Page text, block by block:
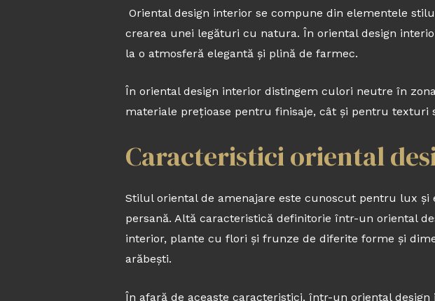
Oriental design interior se compune din elementele
crearea unei legături cu natura. În oriental design
la o atmosferă elegantă și plină de farmec.
În oriental design interior distingem culori neutre în
materiale prețioase pentru finisaje, cât și pentru texturi
Caracteristici oriental
Stilul oriental de amenajare este cunoscut pentru lux
persană. Altă caracteristică definitorie într-un oriental
interior, plante cu flori și frunze de diferite forme și
arăbești.
În afară de aceaste caracteristici, într-un oriental